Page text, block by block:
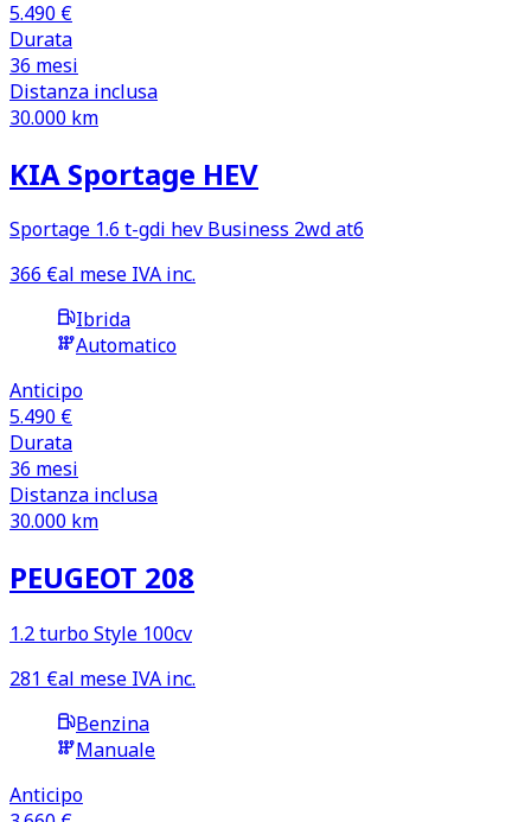
5.490 €
Durata
36 mesi
Distanza inclusa
30.000 km
KIA Sportage HEV
Sportage 1.6 t-gdi hev Business 2wd at6
366 €al mese IVA inc.
Ibrida
Automatico
Anticipo
5.490 €
Durata
36 mesi
Distanza inclusa
30.000 km
PEUGEOT 208
1.2 turbo Style 100cv
281 €al mese IVA inc.
Benzina
Manuale
Anticipo